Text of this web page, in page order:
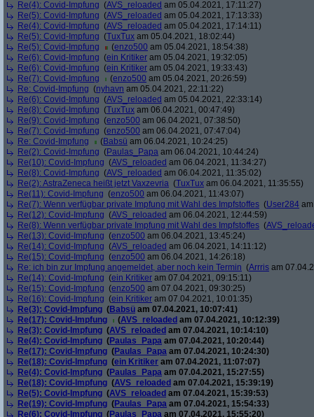
Re(4): Covid-Impfung (AVS_reloaded am 05.04.2021, 17:11:27)
Re(5): Covid-Impfung (AVS_reloaded am 05.04.2021, 17:13:33)
Re(4): Covid-Impfung (AVS_reloaded am 05.04.2021, 17:14:11)
Re(5): Covid-Impfung (TuxTux am 05.04.2021, 18:02:44)
Re(5): Covid-Impfung
(enzo500 am 05.04.2021, 18:54:38)
Re(6): Covid-Impfung (ein Kritiker am 05.04.2021, 19:32:05)
Re(6): Covid-Impfung (ein Kritiker am 05.04.2021, 19:33:43)
Re(7): Covid-Impfung
(enzo500 am 05.04.2021, 20:26:59)
Re: Covid-Impfung (nyhavn am 05.04.2021, 22:11:22)
Re(6): Covid-Impfung (AVS_reloaded am 05.04.2021, 22:33:14)
Re(8): Covid-Impfung (TuxTux am 06.04.2021, 00:47:49)
Re(9): Covid-Impfung (enzo500 am 06.04.2021, 07:38:50)
Re(7): Covid-Impfung (enzo500 am 06.04.2021, 07:47:04)
Re: Covid-Impfung
(Babsü am 06.04.2021, 10:24:25)
Re(2): Covid-Impfung (Paulas_Papa am 06.04.2021, 10:44:24)
Re(10): Covid-Impfung (AVS_reloaded am 06.04.2021, 11:34:27)
Re(8): Covid-Impfung (AVS_reloaded am 06.04.2021, 11:35:02)
Re(2): AstraZeneca heißt jetzt Vaxzevria (TuxTux am 06.04.2021, 11:35:55)
Re(11): Covid-Impfung (enzo500 am 06.04.2021, 11:43:07)
Re(7): Wenn verfügbar private Impfung mit Wahl des Impfstoffes (User284
Re(12): Covid-Impfung (AVS_reloaded am 06.04.2021, 12:44:59)
Re(8): Wenn verfügbar private Impfung mit Wahl des Impfstoffes (
Re(13): Covid-Impfung (enzo500 am 06.04.2021, 13:45:24)
Re(14): Covid-Impfung (AVS_reloaded am 06.04.2021, 14:11:12)
Re(15): Covid-Impfung (enzo500 am 06.04.2021, 14:26:18)
Re: ich bin zur Impfung angemeldet, aber noch kein Termin (Arrris am
Re(14): Covid-Impfung (ein Kritiker am 07.04.2021, 09:15:11)
Re(15): Covid-Impfung (enzo500 am 07.04.2021, 09:30:25)
Re(16): Covid-Impfung (ein Kritiker am 07.04.2021, 10:01:35)
Re(3): Covid-Impfung (Babsü am 07.04.2021, 10:07:41)
Re(17): Covid-Impfung
(AVS_reloaded am 07.04.2021, 10:12:39)
Re(3): Covid-Impfung (AVS_reloaded am 07.04.2021, 10:14:10)
Re(4): Covid-Impfung (Paulas_Papa am 07.04.2021, 10:20:44)
Re(17): Covid-Impfung (Paulas_Papa am 07.04.2021, 10:24:30)
Re(18): Covid-Impfung (ein Kritiker am 07.04.2021, 11:07:07)
Re(4): Covid-Impfung (Paulas_Papa am 07.04.2021, 15:27:55)
Re(18): Covid-Impfung (AVS_reloaded am 07.04.2021, 15:39:19)
Re(5): Covid-Impfung (AVS_reloaded am 07.04.2021, 15:39:53)
Re(19): Covid-Impfung (Paulas_Papa am 07.04.2021, 15:54:33)
Re(6): Covid-Impfung (Paulas_Papa am 07.04.2021, 15:55:20)